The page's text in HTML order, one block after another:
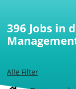
Alle Filter
396 Jobs in